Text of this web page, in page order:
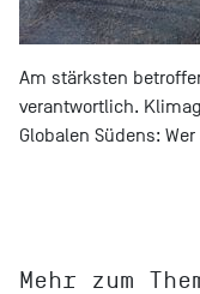
Am stärksten
verantwortlich.
Globalen Südens:
Mehr zum